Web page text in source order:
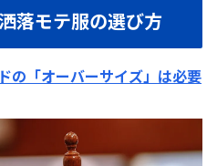
落モテ服の選び方
の「オーバーサイズ」は必要